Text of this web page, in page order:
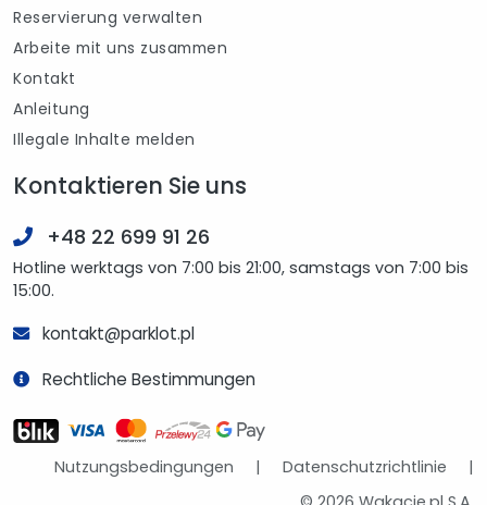
Reservierung verwalten
Arbeite mit uns zusammen
Kontakt
Anleitung
Illegale Inhalte melden
Kontaktieren Sie uns
+48 22 699 91 26
Hotline werktags von 7:00 bis 21:00, samstags von 7:00 bis
15:00.
kontakt@parklot.pl
Rechtliche Bestimmungen
Nutzungsbedingungen | Datenschutzrichtlinie
|